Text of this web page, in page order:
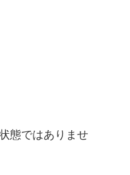
態ではありませ